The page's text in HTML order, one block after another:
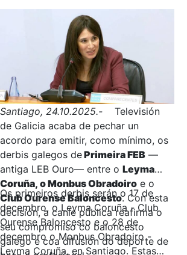
Santiago, 24.10.2025.-
Televisión
de Galicia acaba de pechar un
acordo para emitir, como mínimo, os
derbis galegos dePrimeira FEB —
antiga LEB Ouro— entre o Leyma
Coruña, o Monbus Obradoiro e o
Club Ourense Baloncesto. Con esta
decisión, a canle pública reafirma o
seu compromiso co baloncesto
galego e coa difusión do deporte de
Os primeiros derbis serán o 17 de
decembro, o Leyma Coruña - Club
Ourense Baloncesto e o 28 de
decembro o Monbus Obradoiro -
Leyma Coruña, en Santiago. Estas